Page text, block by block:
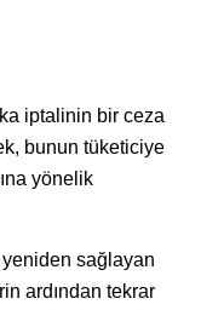
iptalinin bir ceza
bunun tüketiciye
yönelik
sağlayan
ardından tekrar